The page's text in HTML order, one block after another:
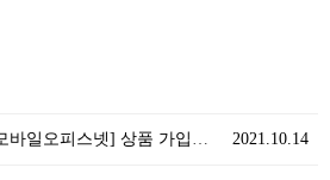
2021.10.14
오피스넷] 상품 가입의 제한…